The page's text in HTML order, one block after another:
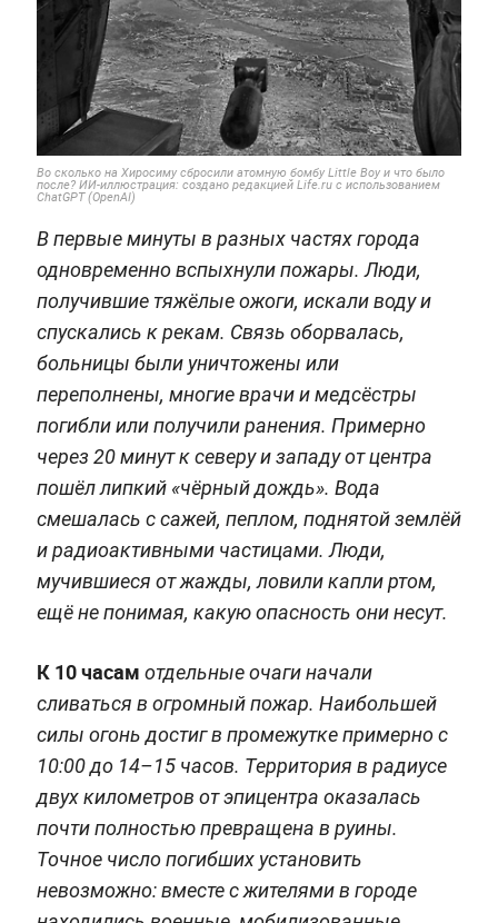
Во сколько на Хиросиму сбросили атомную бомбу Little Boy и что было
после? ИИ-иллюстрация: создано редакцией Life.ru с использованием
ChatGPT (OpenAI)
В первые минуты в разных частях города
одновременно вспыхнули пожары. Люди,
получившие тяжёлые ожоги, искали воду и
спускались к рекам. Связь оборвалась,
больницы были уничтожены или
переполнены, многие врачи и медсёстры
погибли или получили ранения. Примерно
через 20 минут к северу и западу от центра
пошёл липкий «чёрный дождь». Вода
смешалась с сажей, пеплом, поднятой землёй
и радиоактивными частицами. Люди,
мучившиеся от жажды, ловили капли ртом,
ещё не понимая, какую опасность они несут.
К 10 часам отдельные очаги начали
сливаться в огромный пожар. Наибольшей
силы огонь достиг в промежутке примерно с
10:00 до 14–15 часов. Территория в радиусе
двух километров от эпицентра оказалась
почти полностью превращена в руины.
Точное число погибших установить
невозможно: вместе с жителями в городе